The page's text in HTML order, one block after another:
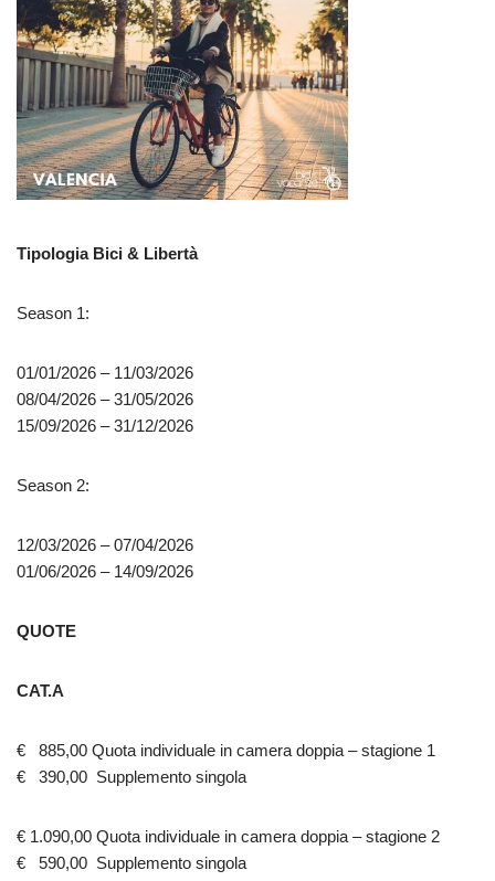
Tipologia Bici & Libertà
Season 1:
01/01/2026 – 11/03/2026
08/04/2026 – 31/05/2026
15/09/2026 – 31/12/2026
Season 2:
12/03/2026 – 07/04/2026
01/06/2026 – 14/09/2026
QUOTE
CAT.A
€ 885,00 Quota individuale in camera doppia – stagione 1
€ 390,00 Supplemento singola
€ 1.090,00 Quota individuale in camera doppia – stagione 2
€ 590,00 Supplemento singola